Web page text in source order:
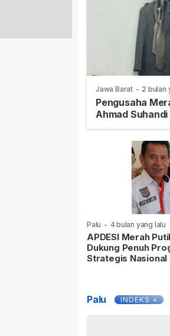
Jawa Barat - 2 bulan
Pengusaha
Ahmad
Palu - 4 bulan yang lalu
APDESI Merah
Dukung Penuh
Strategis Nasional
Palu INDEKS +